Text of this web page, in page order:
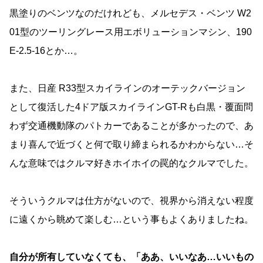
黒塗りのベンツなのだけれども、メルセデス・ベンツ W2
01型のツーリングレース用エボリューションマシン、190
E-2.5-16とか…。
また、日産 R33型スカイラインのオーテックバージョン
として復活した4ドア版スカイラインGT-Rも白黒・覆面問
わず交通機動隊のパトカーであることが多かったので、あ
まり喜んで近づくと何で取り締まられるかわからない…そ
んな意味ではクルマ好きホイホイの罠的なクルマでした。
そういうクルマは仕方がないので、視界から消えない程度
に遠くから眺めて楽しむ…という事もよくありましたね。
自分が所有していなくても、「ああ、いいなあ…いいもの